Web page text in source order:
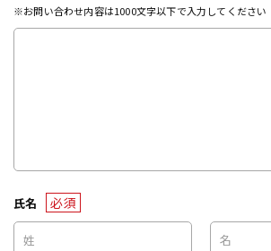
※お問い合わせ内容は1000文字以下で入力してください
氏名 必須